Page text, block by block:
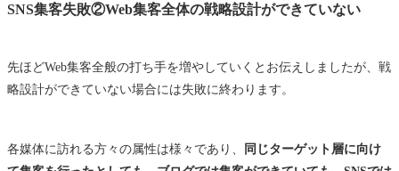
SNS集客失敗②Web集客全体の戦略設計ができていない
先ほどWeb集客全般の打ち手を増やしていくとお伝えしましたが、戦
略設計ができていない場合には失敗に終わります。
各媒体に訪れる方々の属性は様々であり、
同じターゲット層に向け